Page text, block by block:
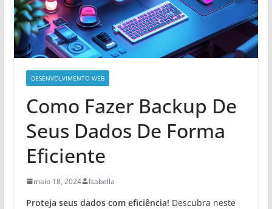
DESENVOLVIMENTO WEB
Como Fazer Backup De
Seus Dados De Forma
Eficiente
maio 18, 2024 Isabella
Proteja seus dados com eficiência! Descubra neste